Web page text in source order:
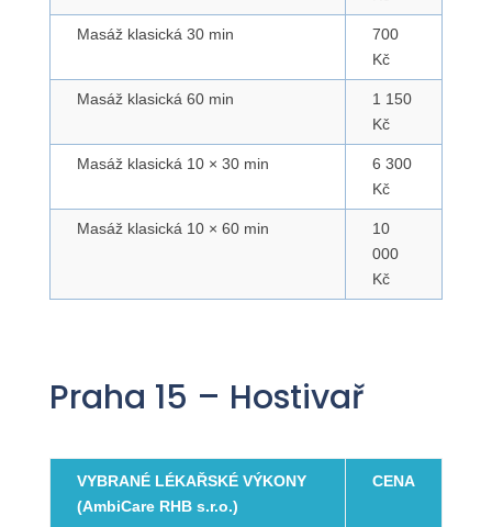
Masáž klasická 30 min
700
Kč
Masáž klasická 60 min
1 150
Kč
Masáž klasická 10 × 30 min
6 300
Kč
Masáž klasická 10 × 60 min
10
000
Kč
Praha 15 – Hostivař
VYBRANÉ LÉKAŘSKÉ VÝKONY
(AmbiCare RHB s.r.o.)
CENA